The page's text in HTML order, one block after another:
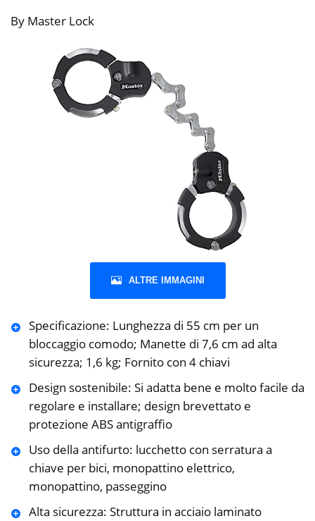
By Master Lock
ALTRE IMMAGINI
Specificazione: Lunghezza di 55 cm per un
bloccaggio comodo; Manette di 7,6 cm ad alta
sicurezza; 1,6 kg; Fornito con 4 chiavi
Design sostenibile: Si adatta bene e molto facile da
regolare e installare; design brevettato e
protezione ABS antigraffio
Uso della antifurto: lucchetto con serratura a
chiave per bici, monopattino elettrico,
monopattino, passeggino
Alta sicurezza: Struttura in acciaio laminato